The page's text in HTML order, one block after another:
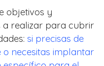
objetivos y
a realizar para cubrir
si precisas de
o necesitas implantar